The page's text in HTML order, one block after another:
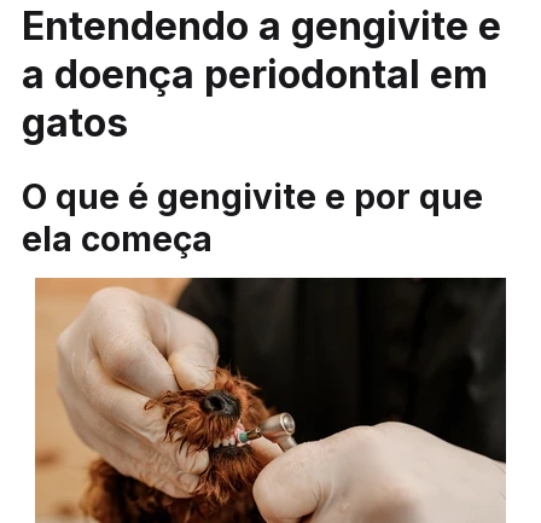
Entendendo a gengivite e
a doença periodontal em
gatos
O que é gengivite e por que
ela começa